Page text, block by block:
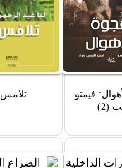
فيمتو
(2)
تلامس